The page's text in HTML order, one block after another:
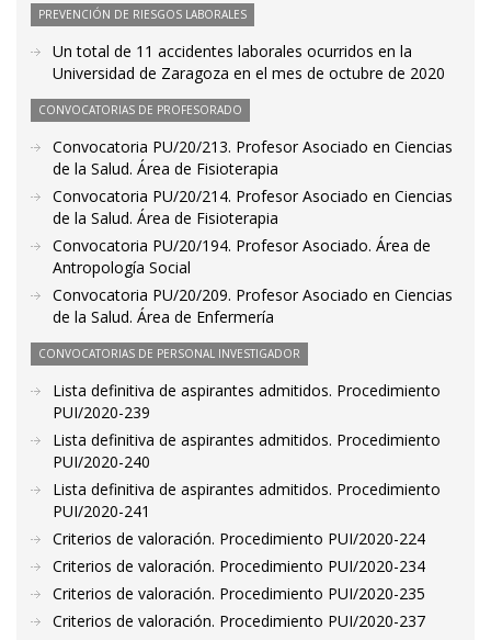
PREVENCIÓN DE RIESGOS LABORALES
Un total de 11 accidentes laborales ocurridos en la
Universidad de Zaragoza en el mes de octubre de 2020
CONVOCATORIAS DE PROFESORADO
Convocatoria PU/20/213. Profesor Asociado en Ciencias
de la Salud. Área de Fisioterapia
Convocatoria PU/20/214. Profesor Asociado en Ciencias
de la Salud. Área de Fisioterapia
Convocatoria PU/20/194. Profesor Asociado. Área de
Antropología Social
Convocatoria PU/20/209. Profesor Asociado en Ciencias
de la Salud. Área de Enfermería
CONVOCATORIAS DE PERSONAL INVESTIGADOR
Lista definitiva de aspirantes admitidos. Procedimiento
PUI/2020-239
Lista definitiva de aspirantes admitidos. Procedimiento
PUI/2020-240
Lista definitiva de aspirantes admitidos. Procedimiento
PUI/2020-241
Criterios de valoración. Procedimiento PUI/2020-224
Criterios de valoración. Procedimiento PUI/2020-234
Criterios de valoración. Procedimiento PUI/2020-235
Criterios de valoración. Procedimiento PUI/2020-237